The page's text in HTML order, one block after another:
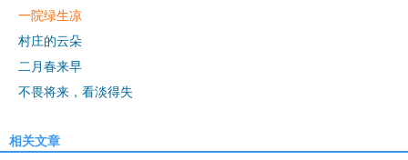
一院绿生凉
村庄的云朵
二月春来早
不畏将来，看淡得失
相关文章